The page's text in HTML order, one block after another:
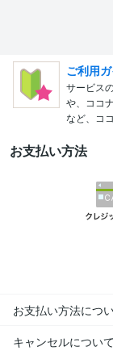
ご利用
サービス
や、ココ
など、コ
お支払い方法
お支払い方法につ
キャンセルについて